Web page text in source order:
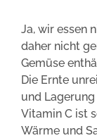
Ja, wir essen
daher nicht
Gemüse
Die Ernte
und
Vitamin C ist
Wärme und